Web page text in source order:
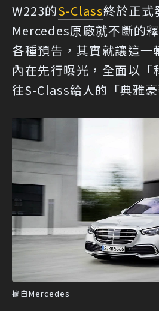
W223的S-Class終於正式
Mercedes原廠就不斷的
各種預告，其實就讓這一
內在先行曝光，全面以「
往S-Class給人的「典雅豪
摘自Mercedes